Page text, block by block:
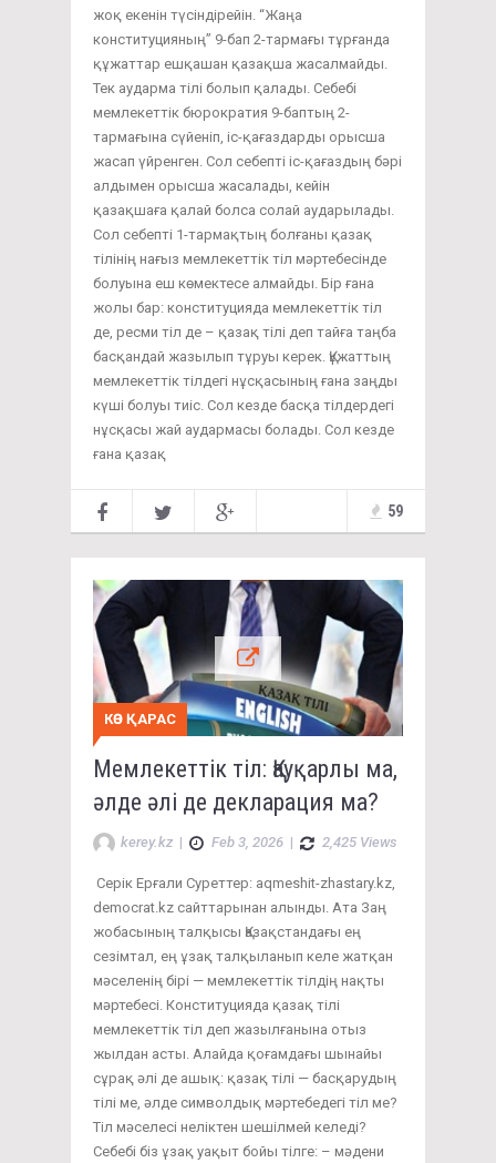
жоқ екенін түсіндірейін. “Жаңа
конституцияның” 9-бап 2-тармағы тұрғанда
құжаттар ешқашан қазақша жасалмайды.
Тек аударма тілі болып қалады. Себебі
мемлекеттік бюрократия 9-баптың 2-
тармағына сүйеніп, іс-қағаздарды орысша
жасап үйренген. Сол себепті іс-қағаздың бәрі
алдымен орысша жасалады, кейін
қазақшаға қалай болса солай аударылады.
Сол себепті 1-тармақтың болғаны қазақ
тілінің нағыз мемлекеттік тіл мәртебесінде
болуына еш көмектесе алмайды. Бір ғана
жолы бар: конституцияда мемлекеттік тіл
де, ресми тіл де – қазақ тілі деп тайға таңба
басқандай жазылып тұруы керек. Құжаттың
мемлекеттік тілдегі нұсқасының ғана заңды
күші болуы тиіс. Сол кезде басқа тілдердегі
нұсқасы жай аудармасы болады. Сол кезде
ғана қазақ
59
КӨЗ ҚАРАС
Мемлекеттік тіл: Қауқарлы ма,
әлде әлі де декларация ма?
kerey.kz | Feb 3, 2026 | 2,425 Views
Серік Ерғали Суреттер: aqmeshit-zhastary.kz,
democrat.kz сайттарынан алынды. Ата Заң
жобасының талқысы Қазақстандағы ең
сезімтал, ең ұзақ талқыланып келе жатқан
мәселенің бірі — мемлекеттік тілдің нақты
мәртебесі. Конституцияда қазақ тілі
мемлекеттік тіл деп жазылғанына отыз
жылдан асты. Алайда қоғамдағы шынайы
сұрақ әлі де ашық: қазақ тілі — басқарудың
тілі ме, әлде символдық мәртебедегі тіл ме?
Тіл мәселесі неліктен шешілмей келеді?
Себебі біз ұзақ уақыт бойы тілге: – мәдени